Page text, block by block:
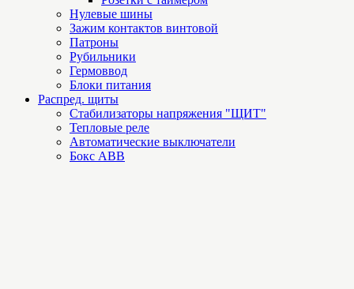
Нулевые шины
Зажим контактов винтовой
Патроны
Рубильники
Гермоввод
Блоки питания
Распред. щиты
Стабилизаторы напряжения "ЩИТ"
Тепловые реле
Автоматические выключатели
Бокс ABB